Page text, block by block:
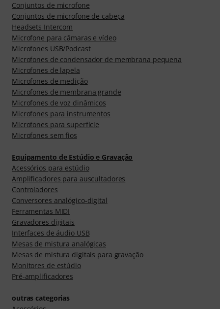
Conjuntos de microfone
Conjuntos de microfone de cabeça
Headsets Intercom
Microfone para câmaras e vídeo
Microfones USB/Podcast
Microfones de condensador de membrana pequena
Microfones de lapela
Microfones de medição
Microfones de membrana grande
Microfones de voz dinâmicos
Microfones para instrumentos
Microfones para superfície
Microfones sem fios
Equipamento de Estúdio e Gravação
Acessórios para estúdio
Amplificadores para auscultadores
Controladores
Conversores analógico-digital
Ferramentas MIDI
Gravadores digitais
Interfaces de áudio USB
Mesas de mistura analógicas
Mesas de mistura digitais para gravação
Monitores de estúdio
Pré-amplificadores
outras categorias